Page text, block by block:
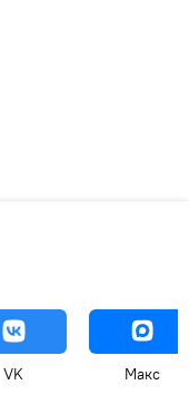
VK Макс